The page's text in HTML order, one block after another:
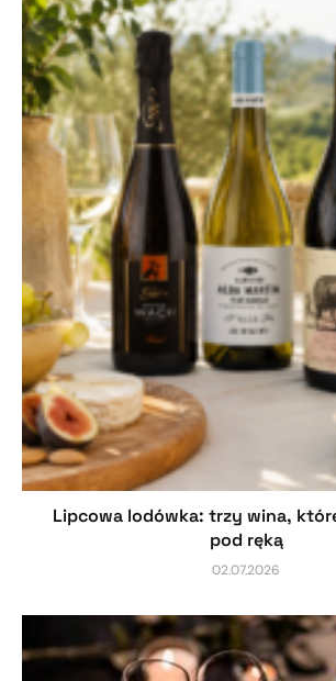
Lipcowa lodówka: trzy wina,
pod ręką
02.07.2026